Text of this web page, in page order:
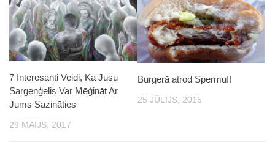
7 Interesanti Veidi, Kā Jūsu
Sargeņģelis Var Mēģināt Ar
Jums Sazināties
29 MAIJS, 2017
Burgerā atrod Spermu!!
25 JŪLIJS, 2015